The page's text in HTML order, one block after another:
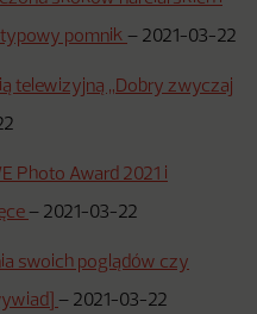
pomnik – 2021-03-22
telewizyjną „Dobry zwyczaj
Photo Award 2021 i
– 2021-03-22
swoich poglądów czy
– 2021-03-22